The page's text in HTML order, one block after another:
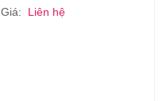
Giá:
Liên hệ